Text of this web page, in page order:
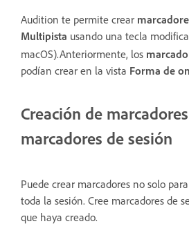
Audition te permite crear
Multipista usando una tecla
macOS).Anteriormente, los
podían crear en la vista Forma de
Creación de
marcadores de sesión
Puede crear marcadores no solo
toda la sesión. Cree marcadores de
que haya creado.